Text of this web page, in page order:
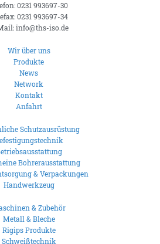
0231 993697-30
0231 993697-34
info@ths-iso.de
Wir über uns
Produkte
News
Network
Kontakt
Anfahrt
Schutzausrüstung
Bohrerausstattung
& Verpackungen
Handwerkzeug
& Zubehör
Metall & Bleche
Rigips Produkte
Schweißtechnik